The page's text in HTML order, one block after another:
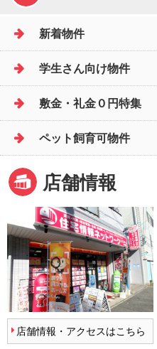
新着物件
学生さん向け物件
敷金・礼金０円特集
ペット飼育可物件
店舗情報
店舗情報・アクセスはこちら